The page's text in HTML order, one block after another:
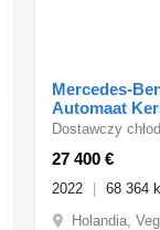
Mercedes-
Automaat
L2H1 Airco
27 400 €
Dostawczy
2022
68 364
Holandia,